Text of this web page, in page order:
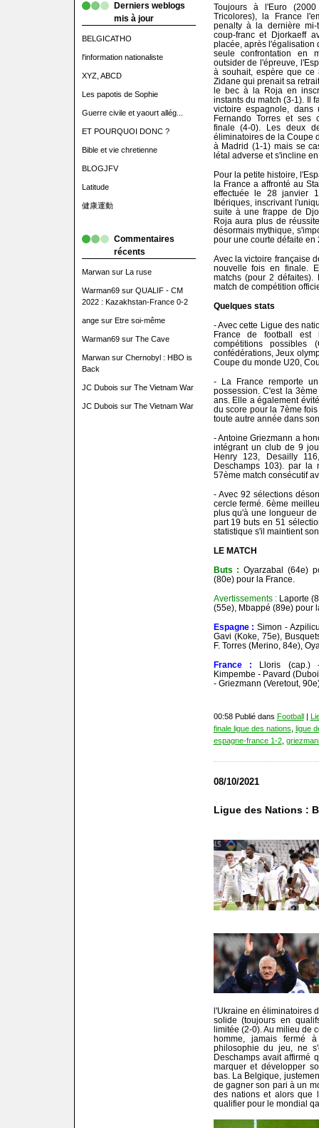
Derniers weblogs
mis à jour
BELGICATHO
l'information nationaliste
XYZ, ABCD
Les papotis de Sophie
Guerre civile et yaourt allég...
ET POURQUOI DONC ?
Bible et vie chretienne
BLOGJFV
Latitude
健康運動
Commentaires
récents
Marwansur La ruse
Warman69sur QUALIF - CM
2022 : Kazakhstan-France 0-2
angesur Etre soi-même
Warman69sur The Cave
Marwansur Chernobyl : HBO is
Back
JC Dubois sur The Vietnam War
JC Dubois sur The Vietnam War
Toujours à l'Euro
Tricolores), la France
penalty à la dernière
coup-franc et Djorkaeff
placée, après l'égalisation
seule confrontation en
outsider de l'épreuve,
à souhait, espère que
Zidane qui prenait sa
le bec à la Roja en
instants du match (3-1). Il
victoire espagnole,
Fernando Torres et ses
finale (4-0). Les deux
éliminatoires de la Coupe
à Madrid (1-1) mais se
létal adverse et s'incline
Pour la petite histoire,
la France a affronté au
effectuée le 28 janvier
Ibériques, inscrivant
suite à une frappe de
Roja aura plus de
désormais mythique,
pour une courte défaite en
Avec la victoire française
nouvelle fois en finale.
matchs (pour 2
match de compétition
Quelques stats
- Avec cette Ligue des
France de football
compétitions
confédérations, Jeux
Coupe du monde U20,
- La France remporte
possession. C'est la
ans. Elle a également
du score pour la 7ème
toute autre année dans
- Antoine Griezmann a
intégrant un club de 9
Henry 123, Desailly
Deschamps 103). par la
57ème match consécutif
- Avec 92 sélections
cercle fermé. 6ème
plus qu'à une longueur
part 19 buts en 51
statistique s'il maintient
LE MATCH
Buts :Oyarzabal (64e)
(80e) pour la France.
Avertissements : Laporte
(55e), Mbappé (89e) pour
Espagne :Simon -
Gavi (Koke, 75e),
F. Torres (Merino, 84e),
France : Lloris (cap.) -
Kimpembe - Pavard
- Griezmann (Veretout,
00:58 Publié dans Football|
finale ligue des nations ligue
espagne-france 1-2,
08/10/2021
Ligue des Nations :
l'Ukraine en éliminatoires
solide (toujours en
limitée (2-0). Au milieu de
homme, jamais fermé
philosophie du jeu, ne
Deschamps avait affirmé
marquer et développer
bas. La Belgique,
de gagner son pari à un
des nations et alors que
qualifier pour le mondial